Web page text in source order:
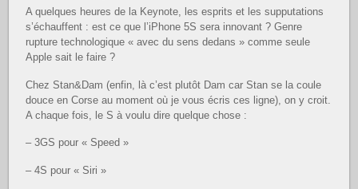
A quelques heures de la Keynote, les esprits et les supputations
s’échauffent : est ce que l’iPhone 5S sera innovant ? Genre
rupture technologique « avec du sens dedans » comme seule
Apple sait le faire ?
Chez Stan&Dam (enfin, là c’est plutôt Dam car Stan se la coule
douce en Corse au moment où je vous écris ces ligne), on y croit.
A chaque fois, le S à voulu dire quelque chose :
– 3GS pour « Speed »
– 4S pour « Siri »